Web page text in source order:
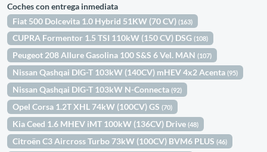
Coches con entrega inmediata
Fiat 500 Dolcevita 1.0 Hybrid 51KW (70 CV)(163)
CUPRA Formentor 1.5 TSI 110kW (150 CV) DSG(108)
Peugeot 208 Allure Gasolina 100 S&S 6 Vel. MAN(107)
Nissan Qashqai DIG-T 103kW (140CV) mHEV 4x2 Acenta(95)
Nissan Qashqai DIG-T 103kW N-Connecta(92)
Opel Corsa 1.2T XHL 74kW (100CV) GS(70)
Kia Ceed 1.6 MHEV iMT 100kW (136CV) Drive(48)
Citroën C3 Aircross Turbo 73kW (100CV) BVM6 PLUS(46)